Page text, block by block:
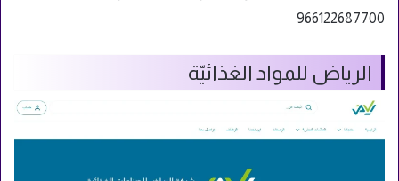
966122687700
الرياض للمواد الغذائيّة